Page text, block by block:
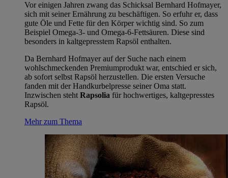
Vor einigen Jahren zwang das Schicksal Bernhard Hofmayer,
sich mit seiner Ernährung zu beschäftigen. So erfuhr er, dass
gute Öle und Fette für den Körper wichtig sind. So zum
Beispiel Omega-3- und Omega-6-Fettsäuren. Diese sind
besonders in kaltgepresstem Rapsöl enthalten.
Da Bernhard Hofmayer auf der Suche nach einem
wohlschmeckenden Premiumprodukt war, entschied er sich,
ab sofort selbst Rapsöl herzustellen. Die ersten Versuche
fanden mit der Handkurbelpresse seiner Oma statt.
Inzwischen steht Rapsolia für hochwertiges, kaltgepresstes
Rapsöl.
Mehr zum Thema